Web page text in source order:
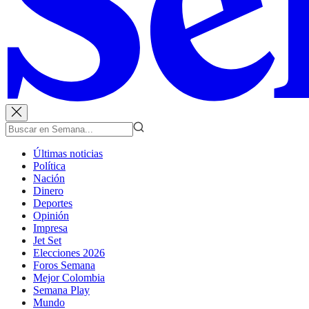
Últimas noticias
Política
Nación
Dinero
Deportes
Opinión
Impresa
Jet Set
Elecciones 2026
Foros Semana
Mejor Colombia
Semana Play
Mundo